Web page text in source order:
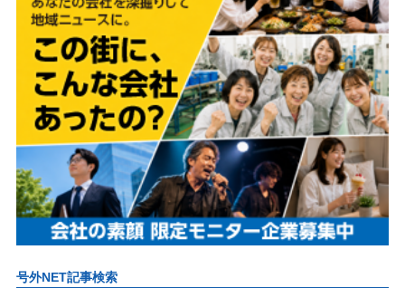
号外NET記事検索